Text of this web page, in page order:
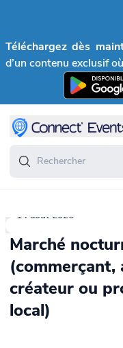
Téléchargez dès
d’un contenu exclusif
14 août 2026
Marché
(commerçant,
créateur ou
local)